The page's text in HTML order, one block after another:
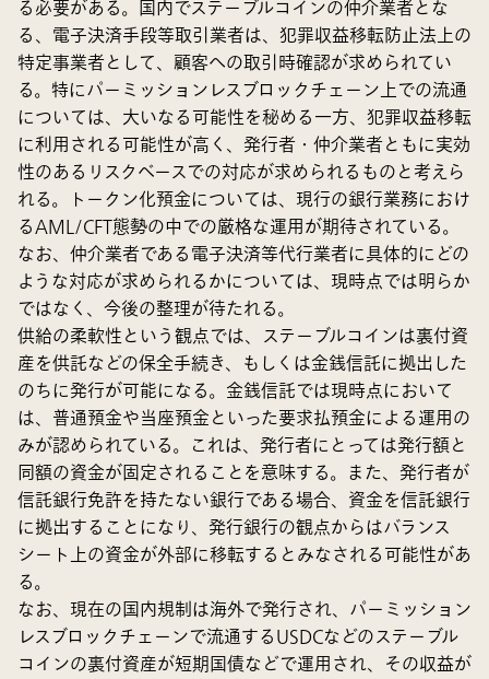
る必要がある。国内でステーブルコインの仲介業者とな
る、電子決済手段等取引業者は、犯罪収益移転防止法上の
特定事業者として、顧客への取引時確認が求められてい
る。特にパーミッションレスブロックチェーン上での流通
については、大いなる可能性を秘める一方、犯罪収益移転
に利用される可能性が高く、発行者・仲介業者ともに実効
性のあるリスクベースでの対応が求められるものと考えら
れる。トークン化預金については、現行の銀行業務におけ
るAML/CFT態勢の中での厳格な運用が期待されている。
なお、仲介業者である電子決済等代行業者に具体的にどの
ような対応が求められるかについては、現時点では明らか
ではなく、今後の整理が待たれる。
供給の柔軟性という観点では、ステーブルコインは裏付資
産を供託などの保全手続き、もしくは金銭信託に拠出した
のちに発行が可能になる。金銭信託では現時点において
は、普通預金や当座預金といった要求払預金による運用の
みが認められている。これは、発行者にとっては発行額と
同額の資金が固定されることを意味する。また、発行者が
信託銀行免許を持たない銀行である場合、資金を信託銀行
に拠出することになり、発行銀行の観点からはバランス
シート上の資金が外部に移転するとみなされる可能性があ
る。
なお、現在の国内規制は海外で発行され、パーミッション
レスブロックチェーンで流通するUSDCなどのステーブル
コインの裏付資産が短期国債などで運用され、その収益が